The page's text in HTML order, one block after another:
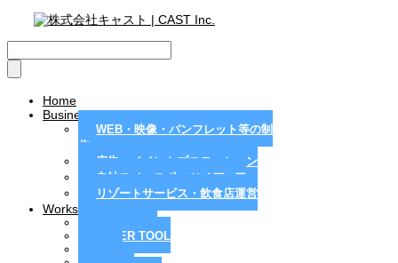
Home
Business
WEB・映像・パンフレット等の制
作
広告・イベントプロモーション
自社スノースポーツメディア
リゾートサービス・飲食店運営
Works
PAPER TOOL